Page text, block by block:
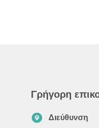
Γρήγορη
Διεύθυνση